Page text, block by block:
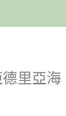
里亞